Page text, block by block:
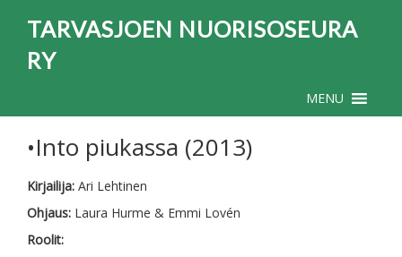
TARVASJOEN NUORISOSEURA
RY
MENU
•Into piukassa (2013)
Kirjailija: Ari Lehtinen
Ohjaus: Laura Hurme & Emmi Lovén
Roolit: